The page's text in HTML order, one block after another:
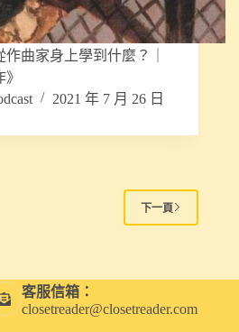
作曲家身上學到什麼？｜
2021 年 7 月 26 日
下一頁
客服信箱：
closetreader@closetreader.com